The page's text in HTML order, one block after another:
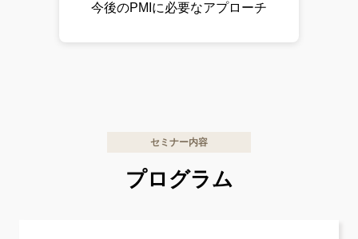
今後のPMIに必要なアプローチ
セミナー内容
プログラム